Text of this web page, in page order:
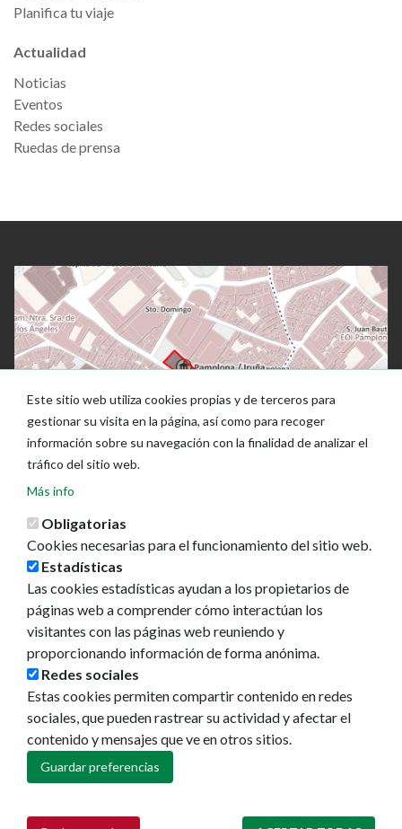
Planifica tu viaje
Actualidad
Noticias
Eventos
Redes sociales
Ruedas de prensa
Ayuntamiento de Pamplona
Plaza Consistorial, s/n
31001 - Pamplona
948 420 100
pamplona@pamplona.es
menu
Política de cookies
Este sitio web utiliza cookies propias y de terceros para
gestionar su visita en la página, así como para recoger
información sobre su navegación con la finalidad de analizar el
tráfico del sitio web.
Más info
Obligatorias
Cookies necesarias para el funcionamiento del sitio web.
Estadísticas
Las cookies estadísticas ayudan a los propietarios de
páginas web a comprender cómo interactúan los
visitantes con las páginas web reuniendo y
proporcionando información de forma anónima.
Redes sociales
Estas cookies permiten compartir contenido en redes
sociales, que pueden rastrear su actividad y afectar el
contenido y mensajes que ve en otros sitios.
Guardar preferencias